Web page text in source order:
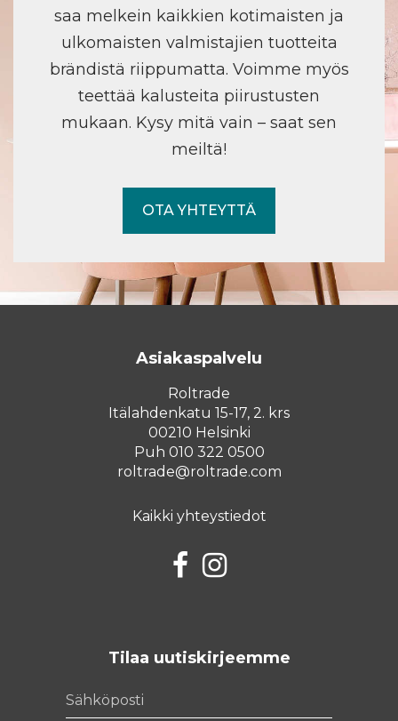
saa melkein kaikkien kotimaisten ja
ulkomaisten valmistajien tuotteita
brändistä riippumatta. Voimme myös
teettää kalusteita piirustusten
mukaan. Kysy mitä vain – saat sen
meiltä!
OTA YHTEYTTÄ
Asiakaspalvelu
Roltrade
Itälahdenkatu 15-17, 2. krs
00210 Helsinki
Puh 010 322 0500
roltrade@roltrade.com
Kaikki yhteystiedot
FacebookInstagram
Tilaa uutiskirjeemme